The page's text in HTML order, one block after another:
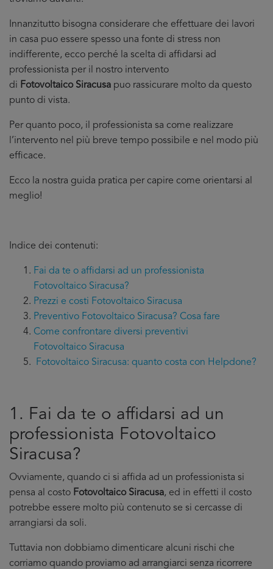
Innanzitutto bisogna considerare che effettuare dei lavori
in casa puo essere spesso una fonte di stress non
indifferente, ecco perché la scelta di affidarsi ad
professionista per il nostro intervento
di Fotovoltaico Siracusa puo rassicurare molto da questo
punto di vista.
Per quanto poco, il professionista sa come realizzare
l’intervento nel più breve tempo possibile e nel modo più
efficace.
Ecco la nostra guida pratica per capire come orientarsi al
meglio!
Indice dei contenuti:
Fai da te o affidarsi ad un professionista
Fotovoltaico Siracusa?
Prezzi e costi Fotovoltaico Siracusa
Preventivo Fotovoltaico Siracusa? Cosa fare
Come confrontare diversi preventivi
Fotovoltaico Siracusa
Fotovoltaico Siracusa: quanto costa con Helpdone?
1. Fai da te o affidarsi ad un
professionista Fotovoltaico
Siracusa?
Ovviamente, quando ci si affida ad un professionista si
pensa al costo Fotovoltaico Siracusa, ed in effetti il costo
potrebbe essere molto più contenuto se si cercasse di
arrangiarsi da soli.
Tuttavia non dobbiamo dimenticare alcuni rischi che
corriamo quando proviamo ad arrangiarci senza ricorrere